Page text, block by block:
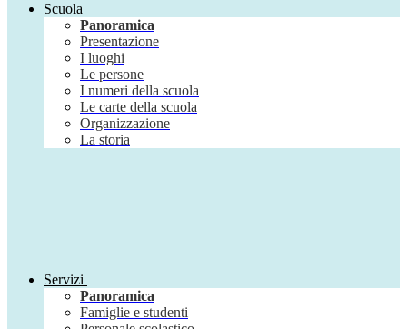
Scuola
Panoramica
Presentazione
I luoghi
Le persone
I numeri della scuola
Le carte della scuola
Organizzazione
La storia
Servizi
Panoramica
Famiglie e studenti